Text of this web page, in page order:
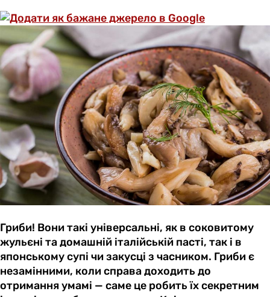
Гриби! Вони такі універсальні, як в соковитому
жульєні та домашній італійській пасті, так і в
японському супі чи закусці з часником. Гриби є
незамінними, коли справа доходить до
отримання умамі — саме це робить їх секретним